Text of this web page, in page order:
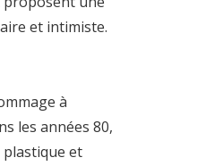
et intimiste.
à
les années 80,
et